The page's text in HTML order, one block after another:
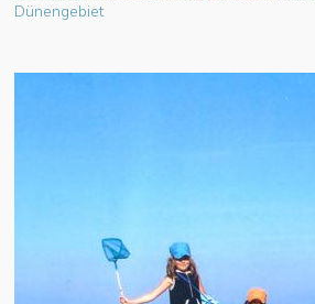
Dünengebiet